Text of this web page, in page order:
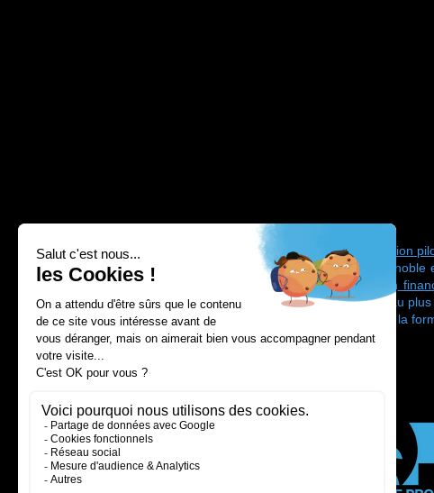
Drone Process vous propose une formation
région Auvergne Rhône-Alpes entre
qui sont agréés DGAC bénéficiant d'un
formation pilote de drone prix négociés au plus
Depuis 2012 nous sommes conformes à la